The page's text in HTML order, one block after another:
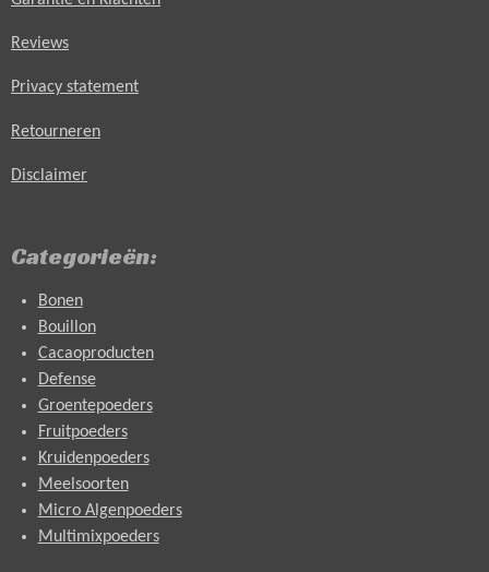
Reviews
Privacy statement
Retourneren
Disclaimer
Categorieën:
Bonen
Bouillon
Cacaoproducten
Defense
Groentepoeders
Fruitpoeders
Kruidenpoeders
Meelsoorten
Micro Algenpoeders
Multimixpoeders